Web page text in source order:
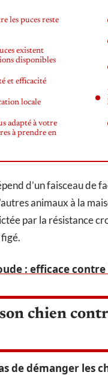
les puces reste
existent
disponibles
et efficacité
locale
adapté à votre
à prendre en
d’un faisceau de
animaux à la
par la résistance
: efficace
chien
de démanger